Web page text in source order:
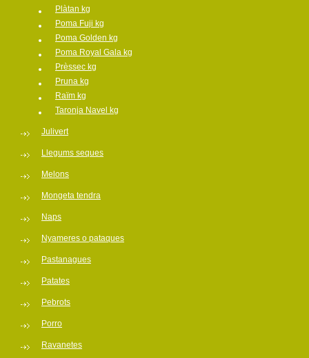
Plàtan kg
Poma Fuji kg
Poma Golden kg
Poma Royal Gala kg
Prèssec kg
Pruna kg
Raïm kg
Taronja Navel kg
Julivert
Llegums seques
Melons
Mongeta tendra
Naps
Nyameres o pataques
Pastanagues
Patates
Pebrots
Porro
Ravanetes